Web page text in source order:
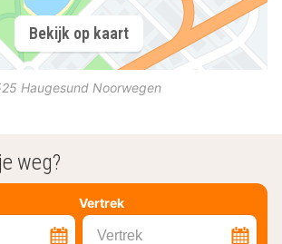
Bekijk op kaart
Haugesund Noorwegen
weg?
Vertrek
Vertrek